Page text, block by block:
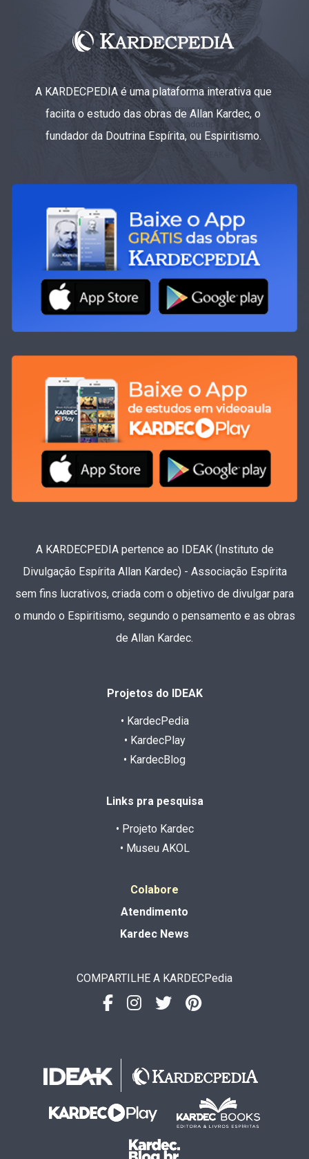
A KARDECPEDIA é uma plataforma interativa que
faciita o estudo das obras de Allan Kardec, o
fundador da Doutrina Espírita, ou Espiritismo.
A KARDECPEDIA pertence ao IDEAK (Instituto de
Divulgação Espírita Allan Kardec) - Associação Espírita
sem fins lucrativos, criada com o objetivo de divulgar para
o mundo o Espiritismo, segundo o pensamento e as obras
de Allan Kardec.
Projetos do IDEAK
• KardecPedia
• KardecPlay
• KardecBlog
Links pra pesquisa
• Projeto Kardec
• Museu AKOL
Colabore
Atendimento
Kardec News
COMPARTILHE A KARDECPedia